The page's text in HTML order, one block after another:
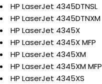
HP LaserJet 4345DTNSL
HP LaserJet 4345DTNXM
HP LaserJet 4345X
HP LaserJet 4345X MFP
HP LaserJet 4345XM
HP LaserJet 4345XM MFP
HP LaserJet 4345XS